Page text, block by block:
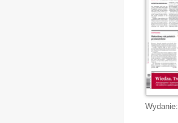
Wydanie: